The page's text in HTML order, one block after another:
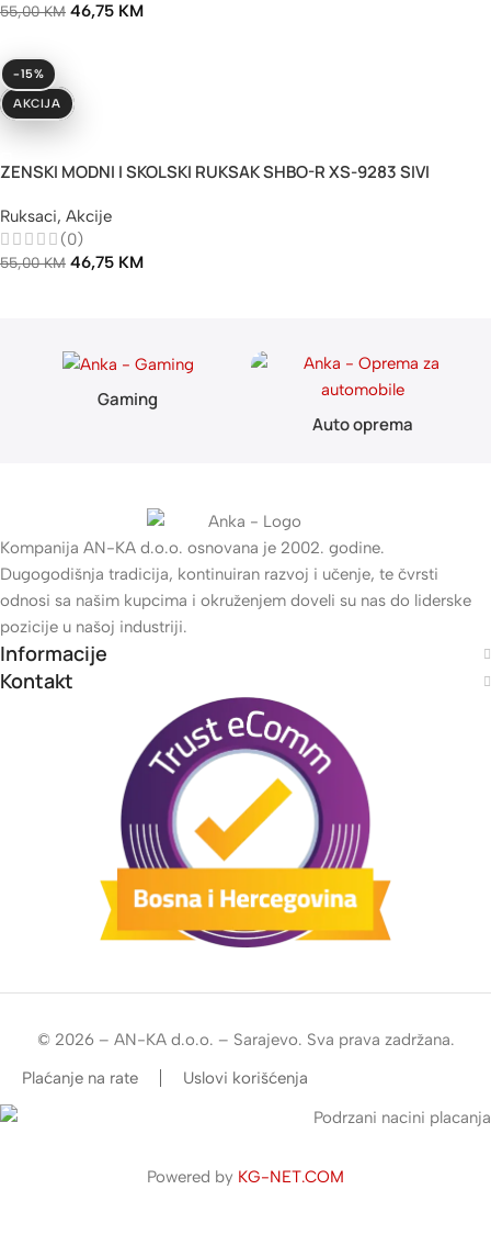
55,00KM 46,75 KM
-15%
AKCIJA
ZENSKI MODNI I SKOLSKI RUKSAK SHBO-R XS-9283 SIVI
Ruksaci, Akcije
(0)
55,00KM 46,75 KM
Gaming
Auto oprema
Kompanija AN-KA d.o.o. osnovana je 2002. godine.
Dugogodišnja tradicija, kontinuiran razvoj i učenje, te čvrsti
odnosi sa našim kupcima i okruženjem doveli su nas do liderske
pozicije u našoj industriji.
Informacije
Kontakt
© 2026 – AN-KA d.o.o. – Sarajevo. Sva prava zadržana.
Plaćanje na rate
Uslovi korišćenja
Powered by KG-NET.COM